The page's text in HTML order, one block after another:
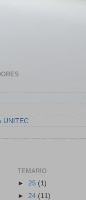
UNITEC
TEMARIO
► 25 (1)
► 24 (11)